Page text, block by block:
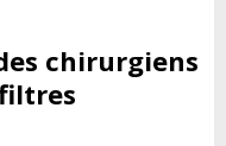
chirurgiens